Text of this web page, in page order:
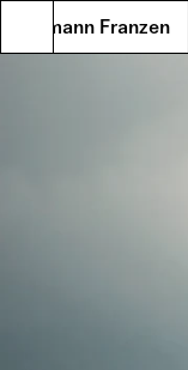
Tillmann Franzen